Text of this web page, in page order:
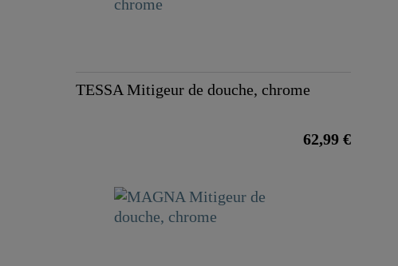
TESSA Mitigeur de douche, chrome
62,99 €